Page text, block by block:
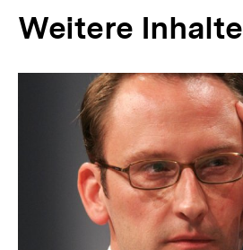
Weitere Inhalte
Inhaltskarousell
Inhaltskarussell
überspringen